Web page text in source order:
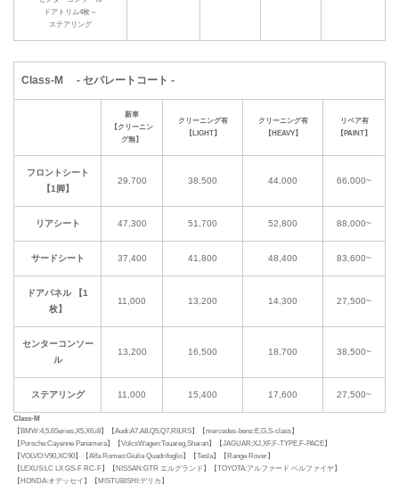
ドアトリム4枚～
ステアリング
Class-M - セパレートコート -
新車
【クリーニン
グ無】
クリーニング有
【LIGHT】
クリーニング有
【HEAVY】
リペア有
【PAINT】
フロントシート
【1脚】
29,700 38,500 44,000 66,000~
リアシート 47,300 51,700 52,800 88,000~
サードシート 37,400 41,800 48,400 83,600~
ドアパネル 【1
枚】
11,000 13,200 14,300 27,500~
センターコンソー
ル
13,200 16,500 18,700 38,500~
ステアリング 11,000 15,400 17,600 27,500~
Class-M
【BMW:4,5,6Series,X5,X6,i8】【Audi:A7,A8,Q5,Q7,R8,RS】【mercedes-benz:E,G,S-class】
【Porsche:Cayenne Panamera】【VolcsWagen:Touareg,Sharan】【JAGUAR:XJ,XF,F-TYPE,F-PACE】
【VOLVO:V90,XC90】【Alfa Romeo:Giulia Quadrifoglio】【Tesla】【Range Rover】
【LEXUS:LC LX GS-F RC-F】【NISSAN:GTR エルグランド】【TOYOTA:アルファード ベルファイヤ】
【HONDA:オデッセイ】【MISTUBISHI:デリカ】